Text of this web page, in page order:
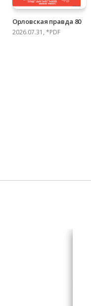
Орловская правда 80
2026.07.31, *PDF